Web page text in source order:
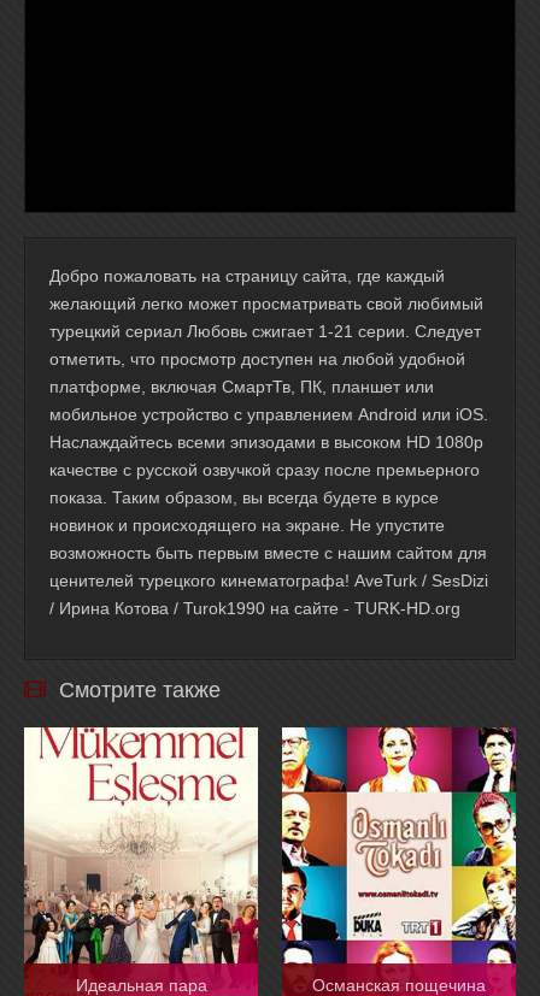
Добро пожаловать на страницу сайта, где каждый
желающий легко может просматривать свой любимый
турецкий сериал Любовь сжигает 1-21 серии. Следует
отметить, что просмотр доступен на любой удобной
платформе, включая СмартТв, ПК, планшет или
мобильное устройство с управлением Android или iOS.
Наслаждайтесь всеми эпизодами в высоком HD 1080p
качестве с русской озвучкой сразу после премьерного
показа. Таким образом, вы всегда будете в курсе
новинок и происходящего на экране. Не упустите
возможность быть первым вместе с нашим сайтом для
ценителей турецкого кинематографа! AveTurk / SesDizi
/ Ирина Котова / Turok1990 на сайте - TURK-HD.org
Смотрите также
Идеальная пара Османская пощечина